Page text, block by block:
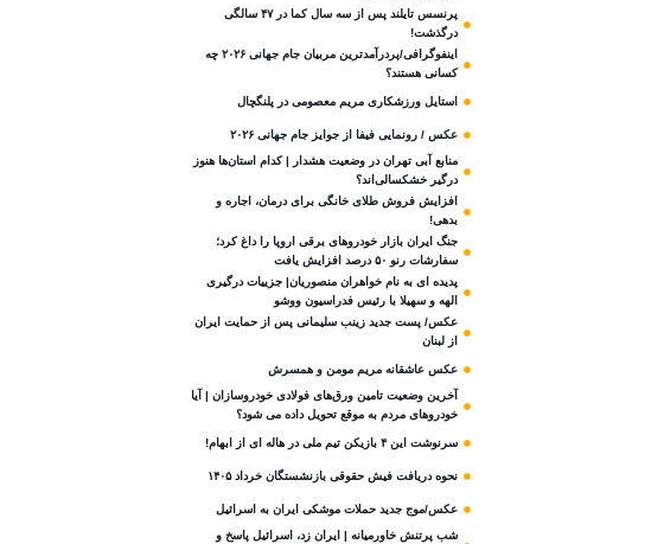
پرنسس تایلند پس از سه سال کما در ۴۷ سالگی
درگذشت!
اینفوگرافی/پردرآمدترین مربیان جام جهانی ۲۰۲۶ چه
کسانی هستند؟
استایل ورزشکاری مریم معصومی در پلنگچال
عکس / رونمایی فیفا از جوایز جام جهانی ۲۰۲۶
منابع آبی تهران در وضعیت هشدار | کدام استان‌ها هنوز
درگیر خشکسالی‌اند؟
افزایش فروش طلای خانگی برای درمان، اجاره و
بدهی!
جنگ ایران بازار خودروهای برقی اروپا را داغ کرد؛
سفارشات رنو ۵۰ درصد افزایش یافت
پدیده ای به نام خواهران منصوریان| جزییات درگیری
الهه و سهیلا با رئیس فدراسیون ووشو
عکس/ پست جدید زینب سلیمانی پس از حمایت ایران
از لبنان
عکس عاشقانه مریم مومن و همسرش
آخرین وضعیت تامین ورق‌های فولادی خودروسازان | آیا
خودروهای مردم به موقع تحویل داده می شود؟
سرنوشت این ۴ بازیکن تیم ملی در هاله ای از ابهام!
نحوه دریافت فیش حقوقی بازنشستگان خرداد ۱۴۰۵
عکس/موج جدید حملات موشکی ایران به اسرائیل
شب پرتنش خاورمیانه | ایران زد، اسرائیل پاسخ و